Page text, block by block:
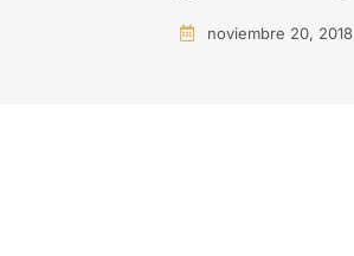
noviembre 20, 2018